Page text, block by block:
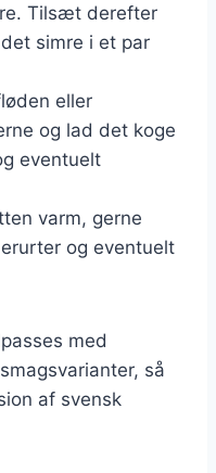
Tilsæt derefter
simre i et par
eller
og lad det koge
eventuelt
varm, gerne
og eventuelt
med
så
af svensk